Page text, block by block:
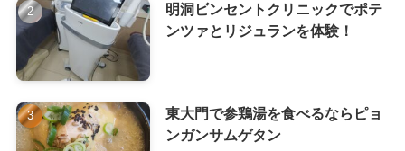
明洞ビンセントクリニックでポテ
ンツァとリジュランを体験！
東大門で参鶏湯を食べるならピョ
ンガンサムゲタン